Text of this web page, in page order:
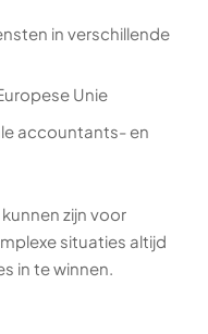
in verschillende
Unie
accountants- en
zijn voor
situaties altijd
in te winnen.